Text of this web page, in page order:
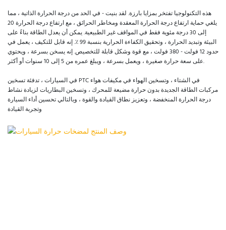
هذه التكنولوجيا تفتخر بمزايا بارزة. لقد بنيت - في الحد من درجة الحرارة الذاتية ، مما
يلغي حماية ارتفاع درجة الحرارة المعقدة ومخاطر الحرائق ، مع ارتفاع درجة الحرارة 20
إلى 30 درجة مئوية فقط في المواقف غير الطبيعية. يمكن أن يعدل الطاقة بناءً على
البيئة وتبديد الحرارة ، وتحقيق الكفاءة الحرارية بنسبة 99 ٪. إنه قابل للتكيف ، يعمل في
حدود 12 فولت - 380 فولت ، مع قوة وشكل قابلة للتخصيص. إنه يسخن بسرعة ، ويحتوي
على سعة حرارة صغيرة ، ويعمل بسرعة ، ويبلغ عمره من 5 إلى 10 سنوات أو أكثر.
في السيارات ، تدفئة تسخين PTC في الشتاء ، وتسخين الهواء في مكيفات هواء
مركبات الطاقة الجديدة بدون حرارة مضيعة للمحرك ، وتسخين البطاريات لزيادة نشاط
درجة الحرارة المنخفضة ، وتعزيز نطاق القيادة والقوة ، وبالتالي تحسين أداء السيارة
وتجربة القيادة